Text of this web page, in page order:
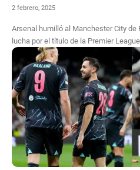
2 febrero, 2025
Arsenal humilló al Manchester City de
lucha por el título de la Premier